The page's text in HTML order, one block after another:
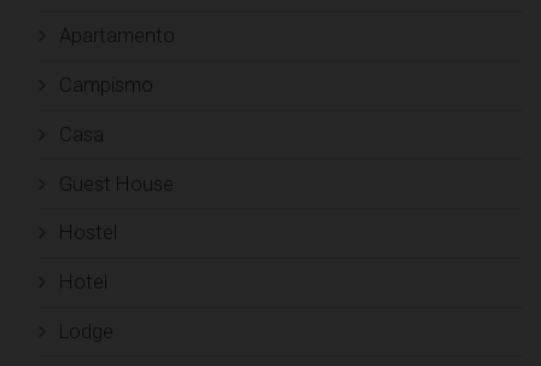
Apartamento
Campismo
Casa
Guest House
Hostel
Hotel
Lodge